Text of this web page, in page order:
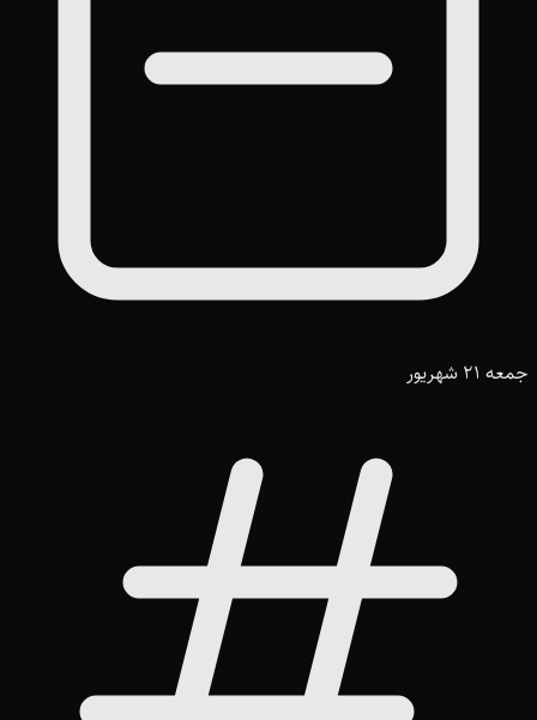
جمعه 21 شهریور